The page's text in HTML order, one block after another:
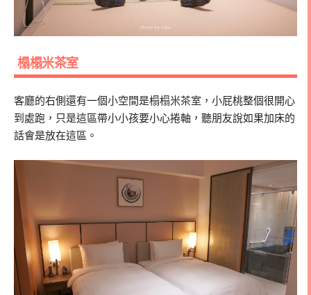
榻榻米茶室
客廳的右側還有一個小空間是榻榻米茶室，小屁桃整個很開心
到處跑，只是這區帶小小孩要小心捲軸，聽朋友說如果加床的
話會是放在這區。